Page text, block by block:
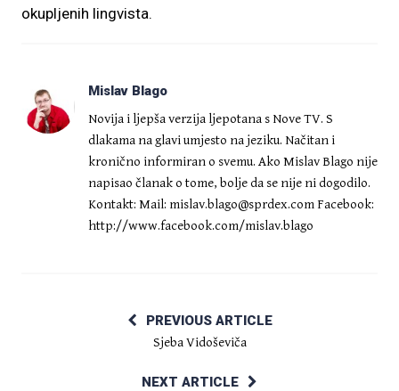
okupljenih lingvista.
Mislav Blago
Novija i ljepša verzija ljepotana s Nove TV. S
dlakama na glavi umjesto na jeziku. Načitan i
kronično informiran o svemu. Ako Mislav Blago nije
napisao članak o tome, bolje da se nije ni dogodilo.
Kontakt: Mail: mislav.blago@sprdex.com Facebook:
http://www.facebook.com/mislav.blago
PREVIOUS ARTICLE
Sjeba Vidoševiča
NEXT ARTICLE